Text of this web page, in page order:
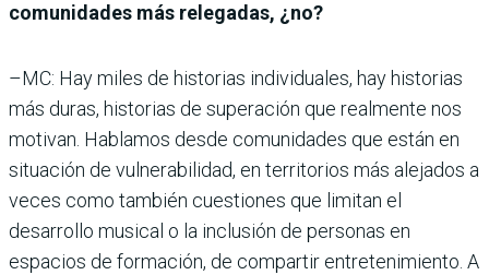
comunidades más relegadas, ¿no?
–MC: Hay miles de historias individuales, hay historias
más duras, historias de superación que realmente nos
motivan. Hablamos desde comunidades que están en
situación de vulnerabilidad, en territorios más alejados a
veces como también cuestiones que limitan el
desarrollo musical o la inclusión de personas en
espacios de formación, de compartir entretenimiento. A